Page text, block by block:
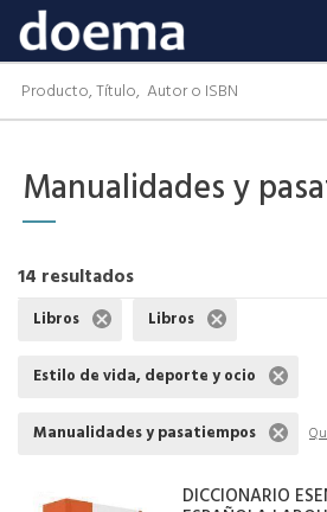
Manualidades y
14 resultados
Libros Libros
Estilo de vida, deporte y ocio
Manualidades y pasatiempos
DICCIONARIO